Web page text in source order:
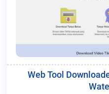
Web Tool